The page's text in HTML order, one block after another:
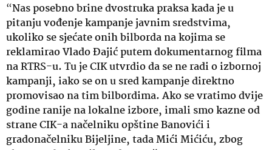
“Nas posebno brine dvostruka praksa kada je u
pitanju vođenje kampanje javnim sredstvima,
ukoliko se sjećate onih bilborda na kojima se
reklamirao Vlado Đajić putem dokumentarnog filma
na RTRS-u. Tu je CIK utvrdio da se ne radi o izbornoj
kampanji, iako se on u sred kampanje direktno
promovisao na tim bilbordima. Ako se vratimo dvije
godine ranije na lokalne izbore, imali smo kazne od
strane CIK-a načelniku opštine Banovići i
gradonačelniku Bijeljine, tada Mići Mićiću, zbog